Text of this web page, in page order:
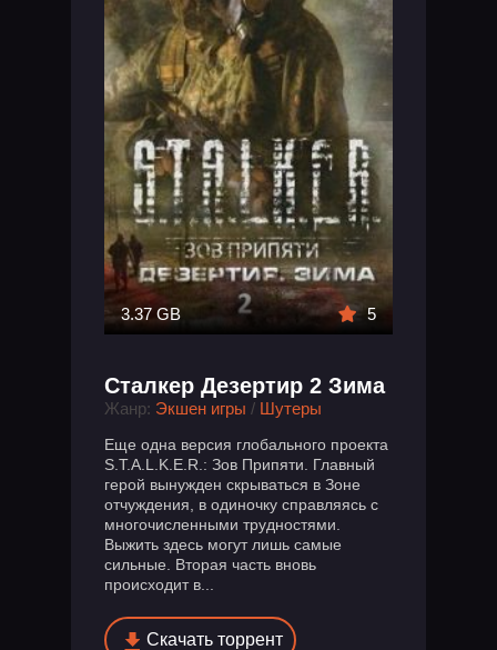
3.37 GB 5
Сталкер Дезертир 2 Зима
Жанр: Экшен игры / Шутеры
Еще одна версия глобального проекта
S.T.A.L.K.E.R.: Зов Припяти. Главный
герой вынужден скрываться в Зоне
отчуждения, в одиночку справляясь с
многочисленными трудностями.
Выжить здесь могут лишь самые
сильные. Вторая часть вновь
происходит в...
Скачать торрент